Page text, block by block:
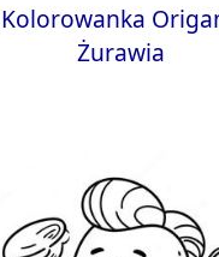
Kolorowanka
Żurawia